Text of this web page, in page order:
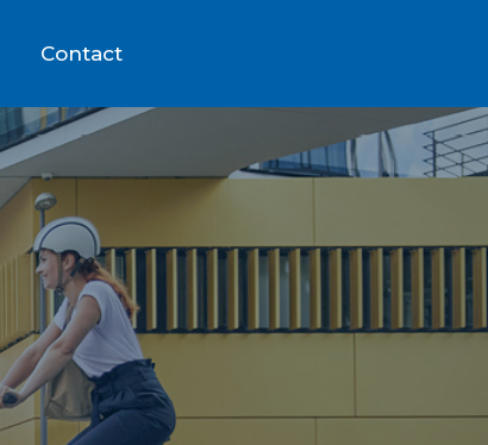
Contact